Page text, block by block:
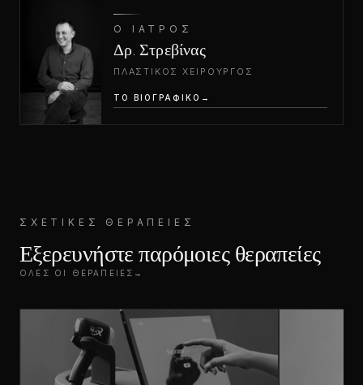
Ο ΙΑΤΡΌΣ
Δρ. Στρεβίνας
ΠΛΑΣΤΙΚΌΣ ΧΕΙΡΟΥΡΓΌΣ
ΤΟ ΒΙΟΓΡΑΦΙΚΌ →
ΣΧΕΤΙΚΈΣ ΘΕΡΑΠΕΊΕΣ
Εξερευνήστε παρόμοιες θεραπείες
ΌΛΕΣ ΟΙ ΘΕΡΑΠΕΊΕΣ →